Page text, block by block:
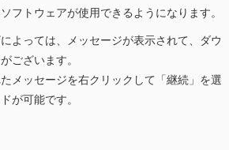
フトウェアが使用できるようになります。
よっては、メッセージが表示されて、ダウ
ございます。
メッセージを右クリックして「継続」を選
が可能です。